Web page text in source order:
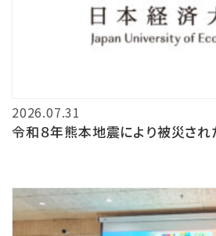
2026.07.31
令和８年熊本地震により被災され